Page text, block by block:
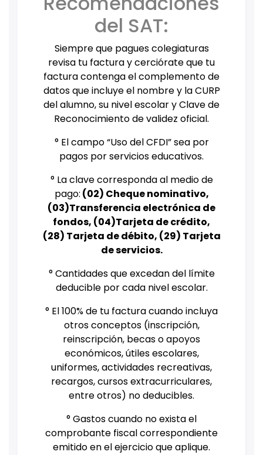
del SAT:
Siempre que pagues colegiaturas
revisa tu factura y cerciórate que tu
factura contenga el complemento de
datos que incluye el nombre y la CURP
del alumno, su nivel escolar y Clave de
Reconocimiento de validez oficial.
° El campo “Uso del CFDI” sea por
pagos por servicios educativos.
° La clave corresponda al medio de
pago: (02) Cheque nominativo,
(03)Transferencia electrónica de
fondos, (04)Tarjeta de crédito,
(28) Tarjeta de débito, (29) Tarjeta
de servicios.
° Cantidades que excedan del límite
deducible por cada nivel escolar.
° El 100% de tu factura cuando incluya
otros conceptos (inscripción,
reinscripción, becas o apoyos
económicos, útiles escolares,
uniformes, actividades recreativas,
recargos, cursos extracurriculares,
entre otros) no deducibles.
° Gastos cuando no exista el
comprobante fiscal correspondiente
emitido en el ejercicio que aplique.